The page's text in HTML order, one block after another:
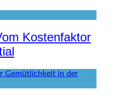
Kostenfaktor